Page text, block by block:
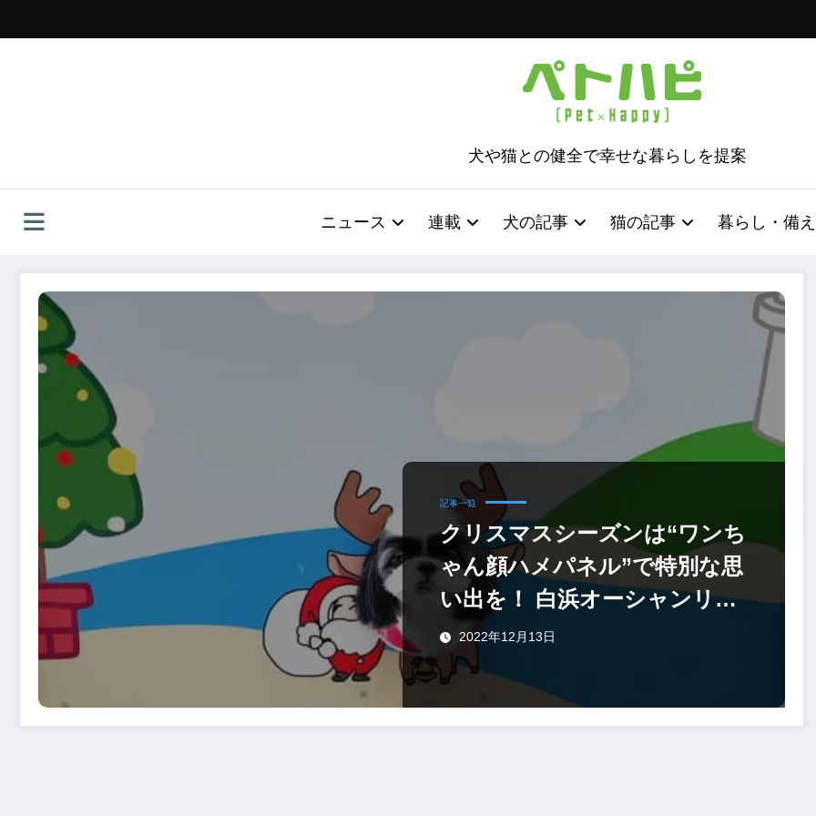
ッ
犬や猫との健全で幸せな暮らしを提案
ニュース 連載 犬の記事 猫の記事 暮らし・備え
記事一覧
クリスマスシーズンは“ワンち
ゃん顔ハメパネル”で特別な思
い出を！ 白浜オーシャンリゾ
ート
2022年12月13日